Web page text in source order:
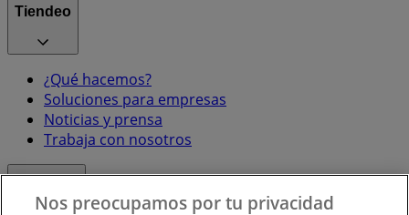
Tiendeo
¿Qué hacemos?
Soluciones para empresas
Noticias y prensa
Trabaja con nosotros
Nos preocupamos por tu privacidad